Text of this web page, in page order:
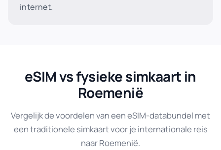
internet.
eSIM vs fysieke simkaart in
Roemenië
Vergelijk de voordelen van een eSIM-databundel met
een traditionele simkaart voor je internationale reis
naar Roemenië.